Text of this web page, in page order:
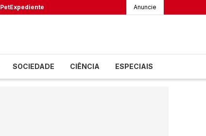
PetExpediente Anuncie
SOCIEDADE CIÊNCIA ESPECIAIS